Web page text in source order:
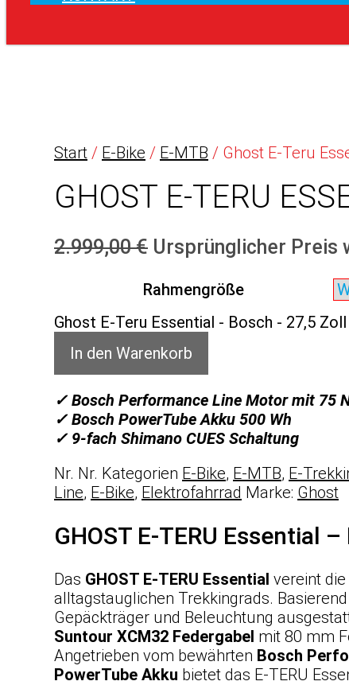
Start / E-Bike / E-MTB / Ghost E-Teru
GHOST E-TERU
2.999,00€ Ursprünglicher Preis
Rahmengröße
Ghost E-Teru Essential - Bosch - 27,5
In den Warenkorb
✓ Bosch Performance Line Motor mit 75
✓ Bosch PowerTube Akku 500 Wh
✓ 9-fach Shimano CUES Schaltung
Nr. Nr. Kategorien E-Bike, E-MTB, E-
Line, E-Bike, Elektrofahrrad Marke: Ghost
GHOST E-TERU Essential
Das GHOST E-TERU Essential vereint
alltagstauglichen Trekkingrads.
Gepäckträger und Beleuchtung
Suntour XCM32 Federgabel mit 80 mm
Angetrieben vom bewährten Bosch
PowerTube Akku bietet das E-TERU